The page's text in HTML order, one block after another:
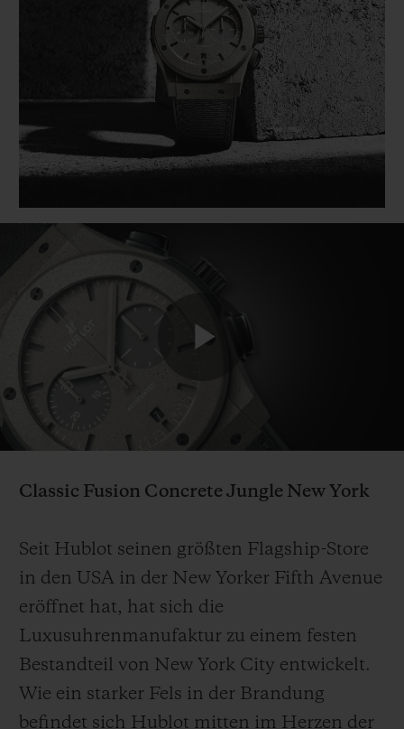
Classic Fusion Concrete Jungle New York
Seit Hublot seinen größten Flagship-Store
in den USA in der New Yorker Fifth Avenue
eröffnet hat, hat sich die
Luxusuhrenmanufaktur zu einem festen
Bestandteil von New York City entwickelt.
Wie ein starker Fels in der Brandung
befindet sich Hublot mitten im Herzen der
BIG BANG
PEACH CERAMIC
SPIRIT OF BIG
ESSENTIAL
EXKLUSIV
EXKLUSIVE DIENSTLEISTUNGEN
EINE BOUTIQUE FINDEN